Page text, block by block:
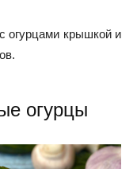
огурцами крышкой и
огурцы